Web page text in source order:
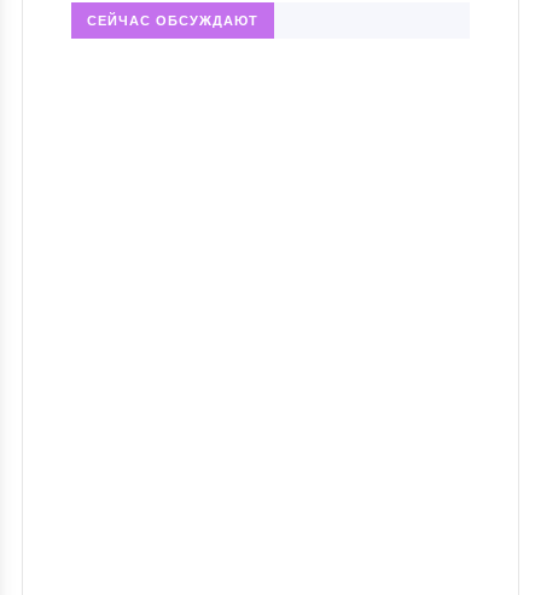
СЕЙЧАС ОБСУЖДАЮТ